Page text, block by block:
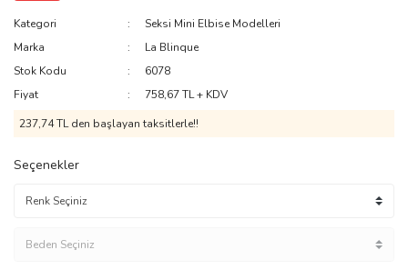
Kategori
Seksi Mini Elbise Modelleri
Marka
La Blinque
Stok Kodu
6078
Fiyat
758,67 TL + KDV
237,74 TL den başlayan taksitlerle!!
Seçenekler